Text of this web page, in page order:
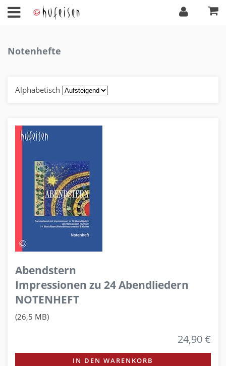
Notenhefte
Alphabetisch
Abendstern
Impressionen zu 24 Abendliedern
NOTENHEFT
(26,5 MB)
24,90 €
IN DEN WARENKORB